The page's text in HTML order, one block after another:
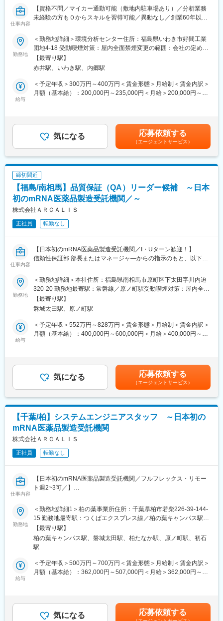
■南相馬事業所（本社）について
「mRNA医薬品を、福島から世界へ」を合言葉に、最大で年間約
10億回分の接種量に相当するmRNAワクチンの原薬を製造できる
薬品の開発から生産までを一気通貫で支援する体制の整備を目指
しています。
マイカー通勤が可能であり、借り上げ社宅制度や男性も含めた育
児休暇制度など、福利厚生も充実しています。
■当社について
当社は日本初のmRNA医薬品の開発・製造を受託する機関
品の原薬製造と製剤製造の両方を手掛ける世界初の統合型mRNA
医薬品CDMOを目指しています。
変更の範囲：会社の定める業務
仕事内容
【資格不問／マイカー通勤可能（敷地内駐車場あり）／分析業務
未経験の方も０からスキルを習得可能／異動なし／創業60年以上
血液検査などの臨床検査や、水質検査・食品衛生検査等の受託を
主要事業とする当社にて水質検査の分析業務をお任せします。
■業務内容：ラボでの検査業務
〈一日の流れ〉
◇検体受付・振り分け業務
営業エリア全域からラボに搬入される約500～1000の検体の受
務を行います。
細菌検査や分析機器を用いた検査、官能試験（味、臭気）など、
検査対象に合わせて様々な検査・分析を行います。
の検査準備などを行い業務終了。
※未経験でも一から現場で研修を行いますので安心して就業をスタ
ートできます。平均１年程度で検査業務は独り立ちできます。
■環境検査の魅力
社会的なニーズが高く安定性が高い仕事です。水道水や河川湖
分たちの検査が社会に直接役立っていることを実感できる職種で
す。
■配属組織
水質検査を主に行う当社のメインラボ、環境分析センターは85名
の組織となります。（正社員50名）
ご入社後は適性に合わせて環境分析センター内の下記のいずれか
○生物グループ：細菌検査（一般細菌、大腸菌、レジオネラ菌等）
○用手グループ：比較的操作の簡単な機器分析や官能試験
■働き方
・月平均で５～10時間程度の残業時間となり、繁忙期（夏期）を
・ラボでの業務となるため、検体のサンプリングなどの外勤業務
ありません。検査項目によって夜勤あり（シフト制／基本2週間交
代）
・業務はチーム単位で行っているためコミュニケーションを重視
しています。
変更の範囲：会社の定める業務
勤務地
＜勤務地詳細＞環境分析センター住所：福島県いわき市好間工業
団地4-18 受動喫煙対策：屋内全面禁煙変更の範囲：会社の定める
事業所
【最寄り駅】
赤井駅、いわき駅、内郷駅
給与
＜予定年収＞300万円～400万円＜賃金形態＞月給制＜賃金内訳＞
月額（基本給）：200,000円～235,000円＜月給＞200,000円～
気になる 応募依頼する
（エージェントサービス）
締切間近
【福島/南相馬】品質保証（QA）リーダー候補 ～日本
初のmRNA医薬品製造受託機関／～
株式会社ＡＲＣＡＬＩＳ
正社員 転勤なし
仕事内容
【日本初のmRNA医薬品製造受託機関／I・Uターン歓迎！】
信頼性保証部 部長またはマネージャ―からの指示のもと、以下の
GMPに準拠した医薬品製造において、品質保証（QA）業務の中核
を担います。製造・品質管理部門と連携しながら、品質システム
の維持・改善、リスクマネジメント、当局査察対応をリードいた
だくポジションです。経験に応じて、リーダーとしてチーム牽引
も期待します。※ご経験により担当業務をアサインする予定です。
■業務内容：
・GMPに基づく品質保証業務全般
・GMP文書・品質システムの維持管理
医薬品CDMOを目指しております。 新しいモダリティ（ｍRNA）
における最先端の技術に携わることができます。
■働き方について
・コアタイムの無いスーパーフレックス制を採用しています。ご
自身の状況に合わせて自由に時間をやりくりすることがしやすく
なっています。
・育児時短制度、男性育休取得などを推進しており、実際の取得
実績がございます。
当社は日本初のmRNA医薬品の開発・製造を受託する機関
（CDMO）です。COVID-19を含む次世代mRNAワクチンの製造
施設を建設しています。「世界初の統合型mRNA医薬品CDMO事
業者として」mRNA医薬品の原薬製造と製剤製造の両方を手掛け
る世界初の統合型mRNA医薬品CDMOを目指しています。
た。2024年からは世界で初めて承認された次世代ｍRNAワクチン
（レプリコン）の商品化を予定しています。2027年には製剤工場
勤務地
＜勤務地詳細＞本社住所：福島県南相馬市原町区下太田字川内迫
320-20 勤務地最寄駅：常磐線／原ノ町駅受動喫煙対策：屋内全面
禁煙変更の範囲：会社の定める事業所
【最寄り駅】
磐城太田駅、原ノ町駅
給与
＜予定年収＞552万円～828万円＜賃金形態＞月給制＜賃金内訳＞
月額（基本給）：400,000円～600,000円＜月給＞400,000円～
可能性があります。月給(月額)は固定手当を含めた表記です。
気になる 応募依頼する
（エージェントサービス）
【千葉/柏】システムエンジニアスタッフ ～日本初の
mRNA医薬品製造受託機関
株式会社ＡＲＣＡＬＩＳ
正社員 転勤なし
仕事内容
【日本初のmRNA医薬品製造受託機関／フルフレックス・リモー
ト週2~3可／】
っていただきます。システムエンジニアとして、想定している業
務内容は以下の通りです。将来の管理職候補での募集となりま
す。
■業務内容
・要件定義
・社内システム（ERP、MES、LIMS）導入プロジェクトメンバー
として参画
・各業務システムの導入支援
・ミドルウェアの設定、構築、運用、保守
・各種障害対応
勤務地
＜勤務地詳細1＞柏の葉事業所住所：千葉県柏市若柴226-39-144-
15 勤務地最寄駅：つくばエクスプレス線／柏の葉キャンパス駅受
動喫煙対策：屋内全面禁煙＜勤務地詳細2＞本社住所：福島県南相
馬市原町区下太田字川内迫320-20 勤務地最寄駅：常磐線／原ノ町
駅受動喫煙対策：屋内全面禁煙変更の範囲：会社の定める事業所
【最寄り駅】
柏の葉キャンパス駅、磐城太田駅、柏たなか駅、原ノ町駅、初石
駅
給与
＜予定年収＞500万円～700万円＜賃金形態＞月給制＜賃金内訳＞
月額（基本給）：362,000円～507,000円＜月給＞362,000円～
可能性があります。月給(月額)は固定手当を含めた表記です。
気になる 応募依頼する